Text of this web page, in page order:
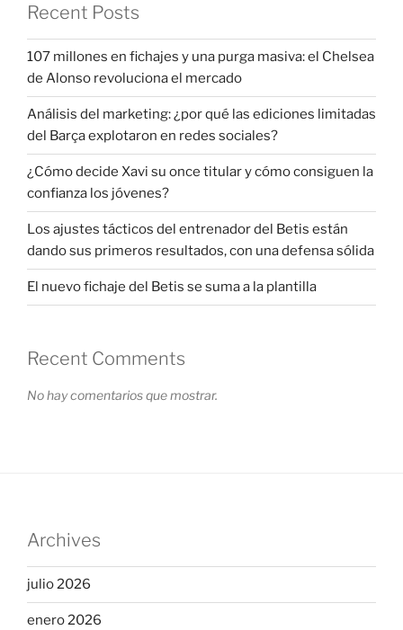
Recent Posts
107 millones en fichajes y una purga masiva: el Chelsea
de Alonso revoluciona el mercado
Análisis del marketing: ¿por qué las ediciones limitadas
del Barça explotaron en redes sociales?
¿Cómo decide Xavi su once titular y cómo consiguen la
confianza los jóvenes?
Los ajustes tácticos del entrenador del Betis están
dando sus primeros resultados, con una defensa sólida
El nuevo fichaje del Betis se suma a la plantilla
Recent Comments
No hay comentarios que mostrar.
Archives
julio 2026
enero 2026